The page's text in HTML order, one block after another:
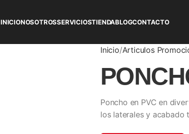
INICIONOSOTROSSERVICIOSTIENDABLOGCONTACTO
Inicio Articulos
Poncho en PVC en
los laterales y acabado